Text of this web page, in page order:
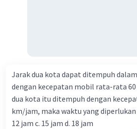
Jarak dua kota dapat ditempuh
dengan kecepatan mobil rata-rata
dua kota itu ditempuh dengan
km/jam, maka waktu yang diperlukan adalah
12 jam c. 15 jam d. 18 jam